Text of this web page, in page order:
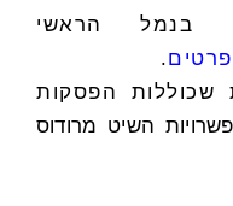
בנמל הראשי
.
שכוללות הפסקות
השיט מרודוס